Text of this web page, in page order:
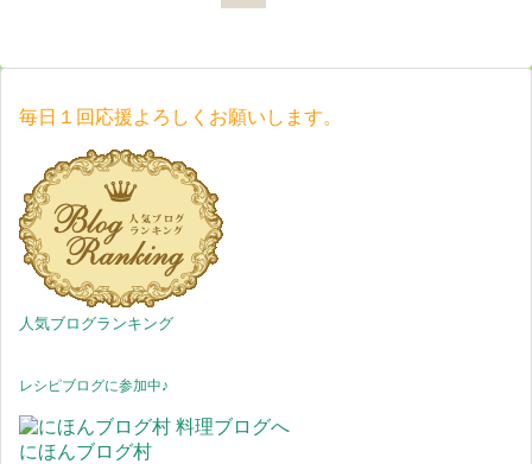
毎日１回応援よろしくお願いします。
人気ブログランキング
レシピブログに参加中♪
にほんブログ村